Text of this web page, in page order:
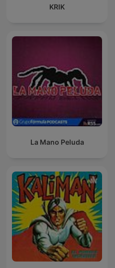
KRIK
La Mano Peluda